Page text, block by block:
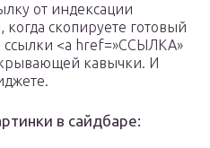
от индексации
скопируете готовый
ссылки <a href=»ССЫЛКА»
кавычки. И
в сайдбаре: